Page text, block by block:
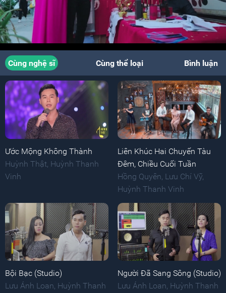
Cùng nghệ sĩ Cùng thể loại Bình luận
Ước Mộng Không Thành
Huỳnh Thật Huỳnh Thanh
Vinh
Liên Khúc Hai Chuyến Tàu
Đêm, Chiều Cuối Tuần
Hồng Quyên Lưu Chí Vỹ,
Huỳnh Thanh Vinh
Bội Bạc (Studio)
Lưu Ánh Loan, Huỳnh Thanh
Người Đã Sang Sông (Studio)
Lưu Ánh Loan, Huỳnh Thanh